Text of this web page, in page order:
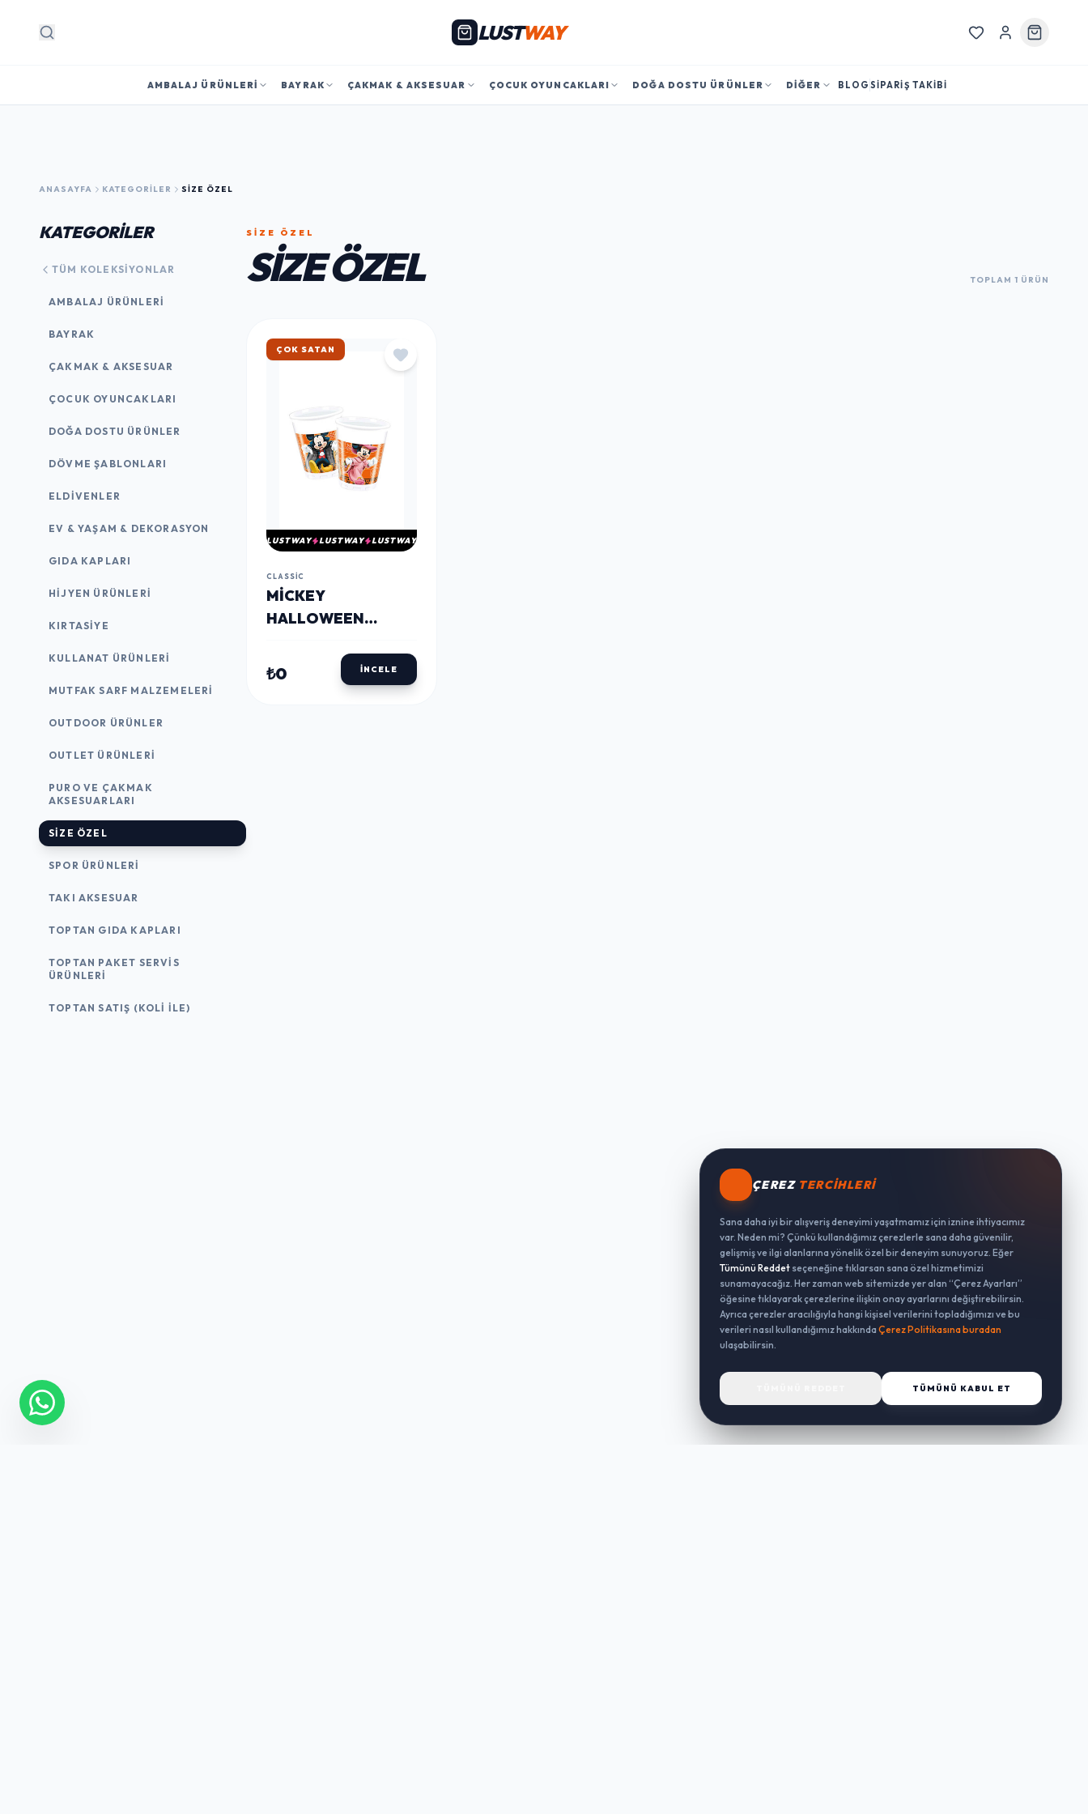
Arama LUSTWAY
AMBALAJ ÜRÜNLERI BAYRAK ÇAKMAK & AKSESUAR ÇOCUK OYUNCAKLARI DOĞA DOSTU ÜRÜNLER DİĞER BLOG SİPARİŞ TAKİBİ
ANASAYFA KATEGORILER SIZE ÖZEL
KATEGORİLER
TÜM KOLEKSIYONLAR
AMBALAJ ÜRÜNLERI
BAYRAK
ÇAKMAK & AKSESUAR
ÇOCUK OYUNCAKLARI
DOĞA DOSTU ÜRÜNLER
DÖVME ŞABLONLARI
ELDIVENLER
EV & YAŞAM & DEKORASYON
GIDA KAPLARI
HIJYEN ÜRÜNLERI
KIRTASİYE
KULLANAT ÜRÜNLERI
MUTFAK SARF MALZEMELERI
OUTDOOR ÜRÜNLER
OUTLET ÜRÜNLERI
PURO VE ÇAKMAK
AKSESUARLARI
SIZE ÖZEL
SPOR ÜRÜNLERI
TAKI AKSESUAR
TOPTAN GIDA KAPLARI
TOPTAN PAKET SERVIS
ÜRÜNLERI
TOPTAN SATIŞ (KOLI İLE)
SIZE ÖZEL
SIZE ÖZEL TOPLAM 1 ÜRÜN
ÇOK SATAN
LUSTWAY LUSTWAY LUSTWAY
CLASSIC
MICKEY
HALLOWEEN
200CC-8OZ 8LI
₺0 İNCELE
ÇEREZ TERCIHLERI
Sana daha iyi bir alışveriş deneyimi yaşatmamız için iznine ihtiyacımız
var. Neden mi? Çünkü kullandığımız çerezlerle sana daha güvenilir,
gelişmiş ve ilgi alanlarına yönelik özel bir deneyim sunuyoruz. Eğer
Tümünü Reddet seçeneğine tıklarsan sana özel hizmetimizi
sunamayacağız. Her zaman web sitemizde yer alan “Çerez Ayarları”
öğesine tıklayarak çerezlerine ilişkin onay ayarlarını değiştirebilirsin.
Ayrıca çerezler aracılığıyla hangi kişisel verilerini topladığımızı ve bu
verileri nasıl kullandığımız hakkında Çerez Politikasına buradan
ulaşabilirsin.
TÜMÜNÜ KABUL ET